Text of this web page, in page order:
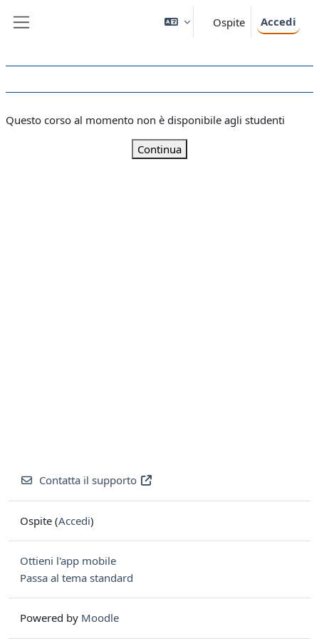
Ospite Accedi
Questo corso al momento non è disponibile agli studenti
Continua
Contatta il supporto
Ospite (Accedi)
Ottieni l'app mobile
Passa al tema standard
Powered by Moodle